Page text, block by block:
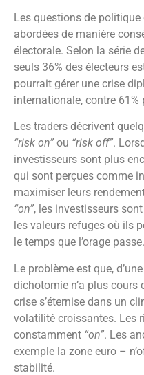
Les questions de politique
abordées de manière
électorale. Selon la série
seuls 36% des électeurs
pourrait gérer une crise
internationale, contre 61%
Les traders décrivent
“risk on” ou “risk off”.
investisseurs sont plus
qui sont perçues comme
maximiser leurs
“on”, les investisseurs
les valeurs refuges où ils
le temps que l’orage passe.
Le problème est que,
dichotomie n’a plus
crise s’éternise dans un
volatilité croissantes. Les
constamment “on”. Les
exemple la zone euro –
stabilité.